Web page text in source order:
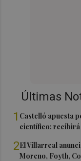
Últimas
1 Castelló apuesta
científico: recibirá
2El Villarreal
Moreno, Foyth,